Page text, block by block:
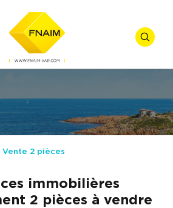
Locations
Gestion Locative
Vente 2 pièces
immobilières
2 pièces à vendre
VOTRE
VOTRE
*